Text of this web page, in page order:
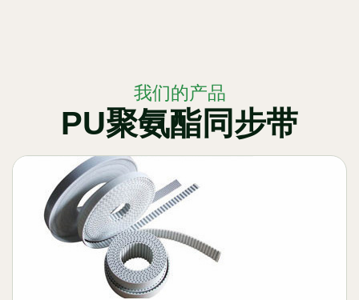
我们的产品
PU聚氨酯同步带